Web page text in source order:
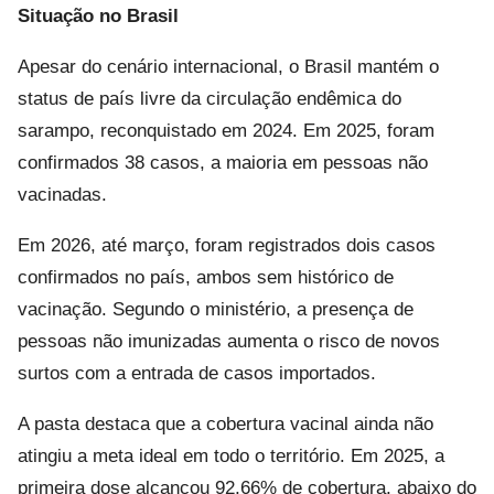
Situação no Brasil
Apesar do cenário internacional, o Brasil mantém o
status de país livre da circulação endêmica do
sarampo, reconquistado em 2024. Em 2025, foram
confirmados 38 casos, a maioria em pessoas não
vacinadas.
Em 2026, até março, foram registrados dois casos
confirmados no país, ambos sem histórico de
vacinação. Segundo o ministério, a presença de
pessoas não imunizadas aumenta o risco de novos
surtos com a entrada de casos importados.
A pasta destaca que a cobertura vacinal ainda não
atingiu a meta ideal em todo o território. Em 2025, a
primeira dose alcançou 92,66% de cobertura, abaixo do